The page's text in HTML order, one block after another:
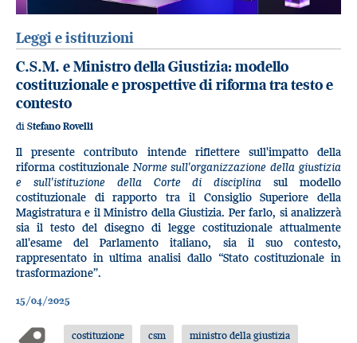
Leggi e istituzioni
C.S.M. e Ministro della Giustizia: modello
costituzionale e prospettive di riforma tra testo e
contesto
di Stefano Rovelli
Il presente contributo intende riflettere sull'impatto della
riforma costituzionaleNorme sull'organizzazione della giustizia
e sull'istituzione della Corte di disciplina sul modello
costituzionale di rapporto tra il Consiglio Superiore della
Magistratura e il Ministro della Giustizia. Per farlo, si analizzerà
sia il testo del disegno di legge costituzionale attualmente
all'esame del Parlamento italiano, sia il suo contesto,
rappresentato in ultima analisi dallo “Stato costituzionale in
trasformazione”.
15/04/2025
costituzione csm
ministro della giustizia